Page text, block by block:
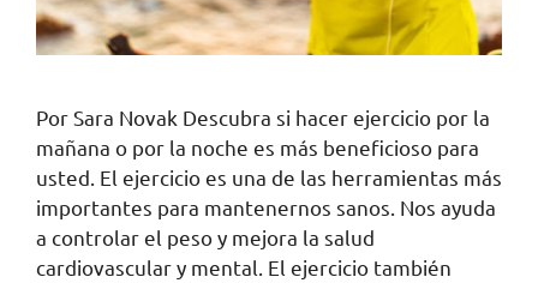
Por Sara Novak Descubra si hacer ejercicio por la
mañana o por la noche es más beneficioso para
usted. El ejercicio es una de las herramientas más
importantes para mantenernos sanos. Nos ayuda
a controlar el peso y mejora la salud
cardiovascular y mental. El ejercicio también